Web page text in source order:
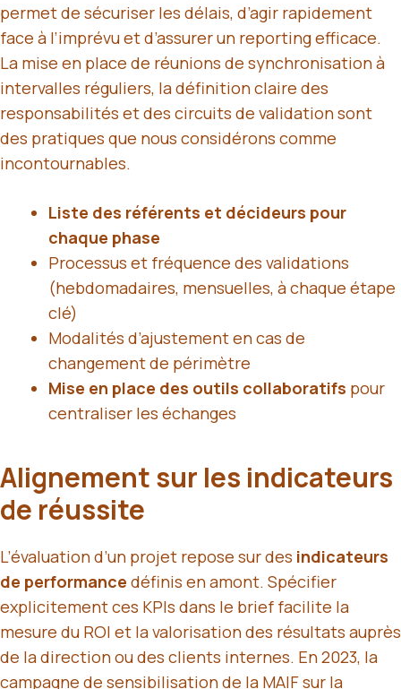
permet de sécuriser les délais, d’agir rapidement
face à l’imprévu et d’assurer un reporting efficace.
La mise en place de réunions de synchronisation à
intervalles réguliers, la définition claire des
responsabilités et des circuits de validation sont
des pratiques que nous considérons comme
incontournables.
Liste des référents et décideurs pour
chaque phase
Processus et fréquence des validations
(hebdomadaires, mensuelles, à chaque étape
clé)
Modalités d’ajustement en cas de
changement de périmètre
Mise en place des outils collaboratifs pour
centraliser les échanges
Alignement sur les indicateurs
de réussite
L’évaluation d’un projet repose sur des indicateurs
de performance définis en amont. Spécifier
explicitement ces KPIs dans le brief facilite la
mesure du ROI et la valorisation des résultats auprès
de la direction ou des clients internes. En 2023, la
campagne de sensibilisation de la MAIF sur la